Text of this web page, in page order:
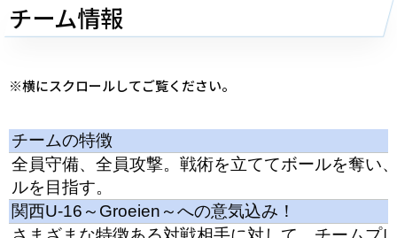
チーム情報
※横にスクロールしてご覧ください。